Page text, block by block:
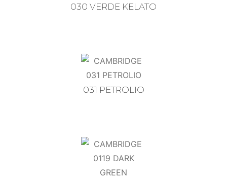
030 VERDE KELATO
031 PETROLIO